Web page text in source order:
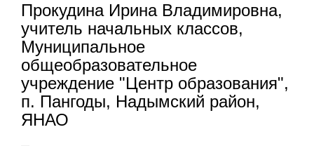
Прокудина Ирина Владимировна,
учитель начальных классов,
Муниципальное
общеобразовательное
учреждение "Центр образования",
п. Пангоды, Надымский район,
ЯНАО